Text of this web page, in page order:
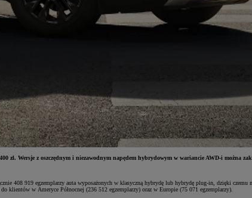
Wersje z oszczędnym i niezawodnym napędem hybrydowym w wariancie AWD-i można
408 919 egzemplarzy auta wyposażonych w klasyczną hybrydę lub hybrydę plug-in, dzięki
klientów w Ameryce Północnej (236 512 egzemplarzy) oraz w Europie (75 071 egzemplarzy).